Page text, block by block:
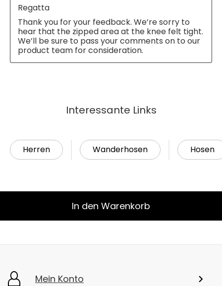
Interessante Links
Herren Wanderhosen Hosen
In den Warenkorb
Mein Konto